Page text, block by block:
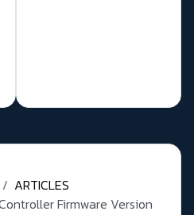
ARTICLES
Firmware Version